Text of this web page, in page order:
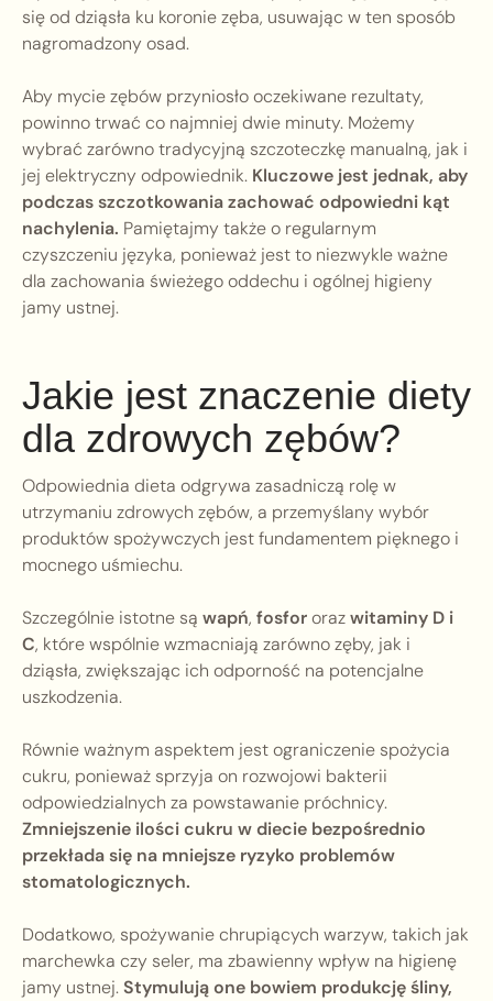
się od dziąsła ku koronie zęba, usuwając w ten sposób
nagromadzony osad.
Aby mycie zębów przyniosło oczekiwane rezultaty,
powinno trwać co najmniej dwie minuty. Możemy
wybrać zarówno tradycyjną szczoteczkę manualną, jak i
jej elektryczny odpowiednik. Kluczowe jest jednak, aby
podczas szczotkowania zachować odpowiedni kąt
nachylenia. Pamiętajmy także o regularnym
czyszczeniu języka, ponieważ jest to niezwykle ważne
dla zachowania świeżego oddechu i ogólnej higieny
jamy ustnej.
Jakie jest znaczenie diety
dla zdrowych zębów?
Odpowiednia dieta odgrywa zasadniczą rolę w
utrzymaniu zdrowych zębów, a przemyślany wybór
produktów spożywczych jest fundamentem pięknego i
mocnego uśmiechu.
Szczególnie istotne są wapń, fosfororazwitaminy D i
C, które wspólnie wzmacniają zarówno zęby, jak i
dziąsła, zwiększając ich odporność na potencjalne
uszkodzenia.
Równie ważnym aspektem jest ograniczenie spożycia
cukru, ponieważ sprzyja on rozwojowi bakterii
odpowiedzialnych za powstawanie próchnicy.
Zmniejszenie ilości cukru w diecie bezpośrednio
przekłada się na mniejsze ryzyko problemów
stomatologicznych.
Dodatkowo, spożywanie chrupiących warzyw, takich jak
marchewka czy seler, ma zbawienny wpływ na higienę
jamy ustnej.Stymulują one bowiem produkcję śliny,